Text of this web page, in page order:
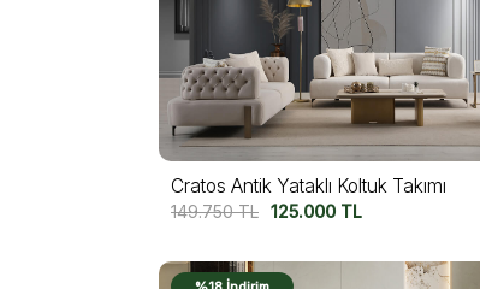
Cratos Antik Yataklı Koltuk Takımı
149.750TL 125.000 TL